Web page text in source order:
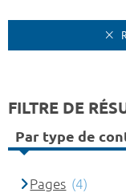
FILTRE DE
Par type de
Pages (4)